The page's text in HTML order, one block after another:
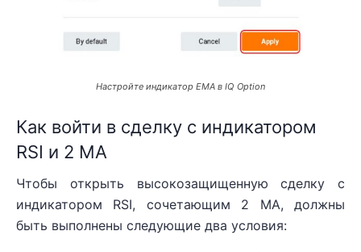
Настройте индикатор EMA в IQ Option
Как войти в сделку с индикатором
RSI и 2 MA
Чтобы открыть высокозащищенную сделку с
индикатором RSI, сочетающим 2 MA, должны
быть выполнены следующие два условия: